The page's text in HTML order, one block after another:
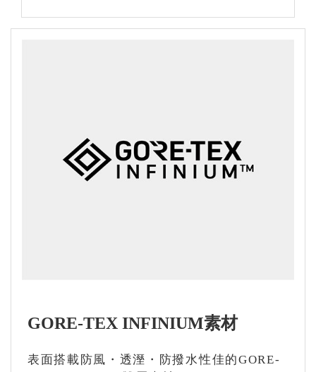
GORE-TEX INFINIUM素材
表面搭載防風・透溼・防撥水性佳的GORE-